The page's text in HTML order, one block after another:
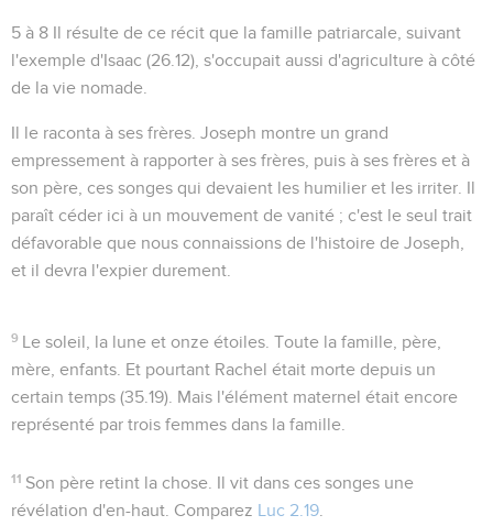
5 à 8 Il résulte de ce récit que la famille patriarcale, suivant
l'exemple d'Isaac (26.12), s'occupait aussi d'agriculture à côté
de la vie nomade.
Il le raconta à ses frères . Joseph montre un grand
empressement à rapporter à ses frères, puis à ses frères et à
son père, ces songes qui devaient les humilier et les irriter. Il
paraît céder ici à un mouvement de vanité ; c'est le seul trait
défavorable que nous connaissions de l'histoire de Joseph,
et il devra l'expier durement.
9 Le soleil, la lune et onze étoiles . Toute la famille, père,
mère, enfants. Et pourtant Rachel était morte depuis un
certain temps (35.19). Mais l'élément maternel était encore
représenté par trois femmes dans la famille.
11 Son père retint la chose . Il vit dans ces songes une
révélation d'en-haut. Comparez Luc 2.19